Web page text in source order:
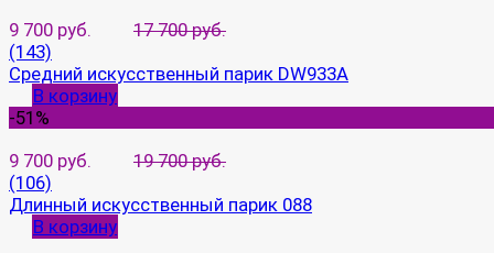
9 700 руб.
17 700 руб.
(143)
Средний искусственный парик DW933A
В корзину
-51%
9 700 руб.
19 700 руб.
(106)
Длинный искусственный парик 088
В корзину